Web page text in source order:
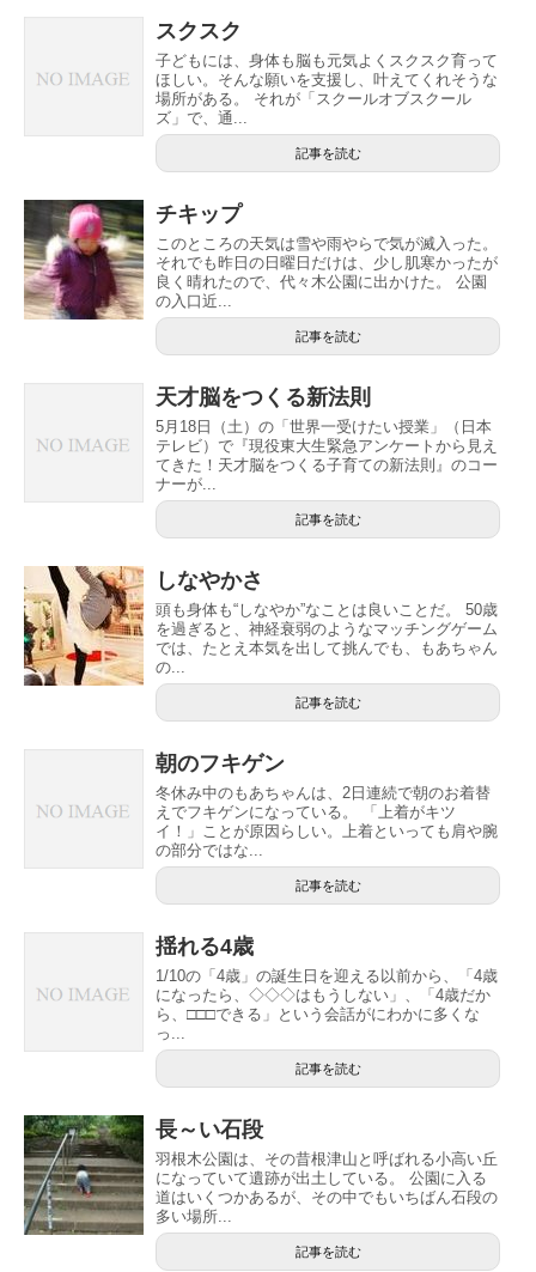
スクスク
子どもには、身体も脳も元気よくスクスク育って
ほしい。そんな願いを支援し、叶えてくれそうな
場所がある。 それが「スクールオブスクール
ズ」で、通...
記事を読む
チキップ
このところの天気は雪や雨やらで気が滅入った。
それでも昨日の日曜日だけは、少し肌寒かったが
良く晴れたので、代々木公園に出かけた。 公園
の入口近...
記事を読む
天才脳をつくる新法則
5月18日（土）の「世界一受けたい授業」（日本
テレビ）で『現役東大生緊急アンケートから見え
てきた！天才脳をつくる子育ての新法則』のコー
ナーが...
記事を読む
しなやかさ
頭も身体も“しなやか”なことは良いことだ。 50歳
を過ぎると、神経衰弱のようなマッチングゲーム
では、たとえ本気を出して挑んでも、もあちゃん
の...
記事を読む
朝のフキゲン
冬休み中のもあちゃんは、2日連続で朝のお着替
えでフキゲンになっている。 「上着がキツ
イ！」ことが原因らしい。上着といっても肩や腕
の部分ではな...
記事を読む
揺れる4歳
1/10の「4歳」の誕生日を迎える以前から、「4歳
になったら、◇◇◇はもうしない」、「4歳だか
ら、□□□できる」という会話がにわかに多くな
っ...
記事を読む
長～い石段
羽根木公園は、その昔根津山と呼ばれる小高い丘
になっていて遺跡が出土している。 公園に入る
道はいくつかあるが、その中でもいちばん石段の
多い場所...
記事を読む